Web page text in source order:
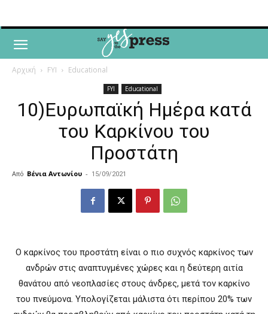
Αρχική FYI Educational
FYI Educational
10)Ευρωπαϊκή Ημέρα κατά
του Καρκίνου του
Προστάτη
Από Βένια Αντωνίου - 15/09/2021
Ο καρκίνος του προστάτη είναι ο πιο συχνός καρκίνος των
ανδρών στις αναπτυγμένες χώρες και η δεύτερη αιτία
θανάτου από νεοπλασίες στους άνδρες, μετά τον καρκίνο
του πνεύμονα. Υπολογίζεται μάλιστα ότι περίπου 20% των